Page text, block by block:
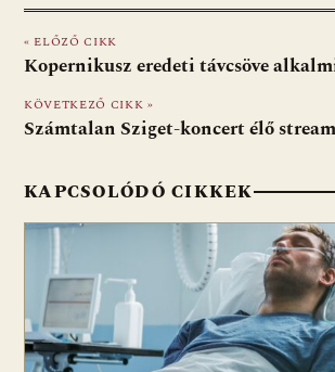
e
b
o
o
er at
s
A
p
d
di
ai
l
t
« ELŐZŐ CIKK
Kopernikusz eredeti távcsöve
KÖVETKEZŐ CIKK »
Számtalan Sziget-koncert élő
KAPCSOLÓDÓ CIKKEK